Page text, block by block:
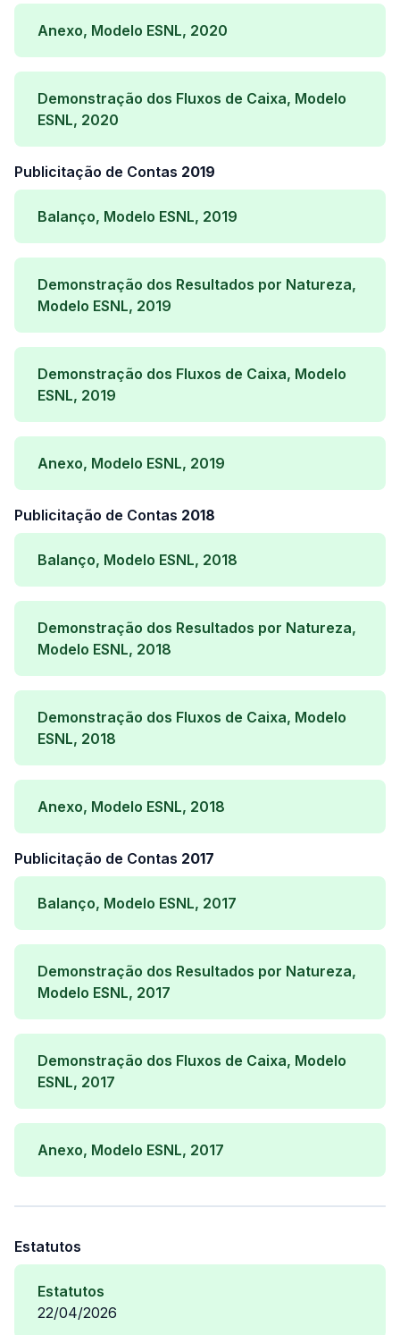
Anexo, Modelo ESNL, 2020
Demonstração dos Fluxos de Caixa, Modelo
ESNL, 2020
Publicitação de Contas 2019
Balanço, Modelo ESNL, 2019
Demonstração dos Resultados por Natureza,
Modelo ESNL, 2019
Demonstração dos Fluxos de Caixa, Modelo
ESNL, 2019
Anexo, Modelo ESNL, 2019
Publicitação de Contas 2018
Balanço, Modelo ESNL, 2018
Demonstração dos Resultados por Natureza,
Modelo ESNL, 2018
Demonstração dos Fluxos de Caixa, Modelo
ESNL, 2018
Anexo, Modelo ESNL, 2018
Publicitação de Contas 2017
Balanço, Modelo ESNL, 2017
Demonstração dos Resultados por Natureza,
Modelo ESNL, 2017
Demonstração dos Fluxos de Caixa, Modelo
ESNL, 2017
Anexo, Modelo ESNL, 2017
Estatutos
Estatutos
22/04/2026